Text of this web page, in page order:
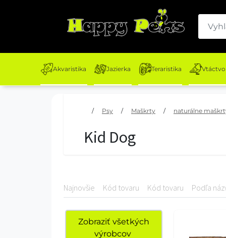
Akvaristika Jazierka Teraristika Vtáctvo
/ Psy / Maškrty / naturálne
Kid Dog
Najnovšie Kód tovaru Kód tovaru Podľa
Zobraziť všetkých
výrobcov